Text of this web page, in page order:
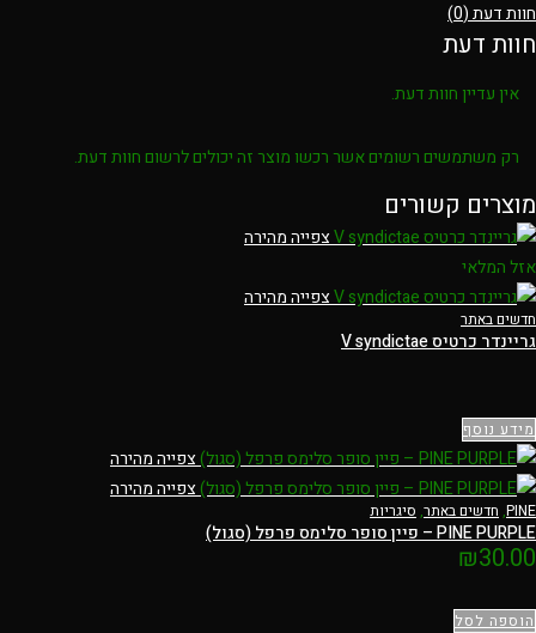
חוות דעת (0)
חוות דעת
אין עדיין חוות דעת.
רק משתמשים רשומים אשר רכשו מוצר זה יכולים לרשום חוות דעת.
מוצרים קשורים
צפייה מהירה
אזל המלאי
צפייה מהירה
חדשים באתר
גריינדר כרטיס V syndictae
מידע נוסף
צפייה מהירה
צפייה מהירה
PINE
, חדשים באתר, סיגריות
PINE PURPLE – פיין סופר סלימס פרפל (סגול)
₪30.00
הוספה לסל